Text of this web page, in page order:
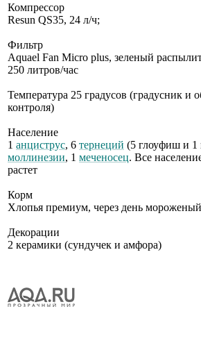
Компрессор
Resun QS35, 24 л/ч;
Фильтр
Aquael Fan Micro plus, зеленый
250 литров/час
Температура 25 градусов (градусник и
контроля)
Население
1 анциструс, 6 тернеций (5 глоуфиш и 1
моллинезии, 1 меченосец. Все
растет
Корм
Хлопья премиум, через день
Декорации
2 керамики (сундучек и амфора)